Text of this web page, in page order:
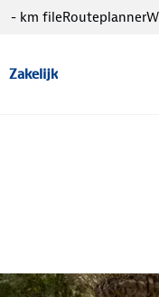
Zakelijk
- km fileRouteplanner